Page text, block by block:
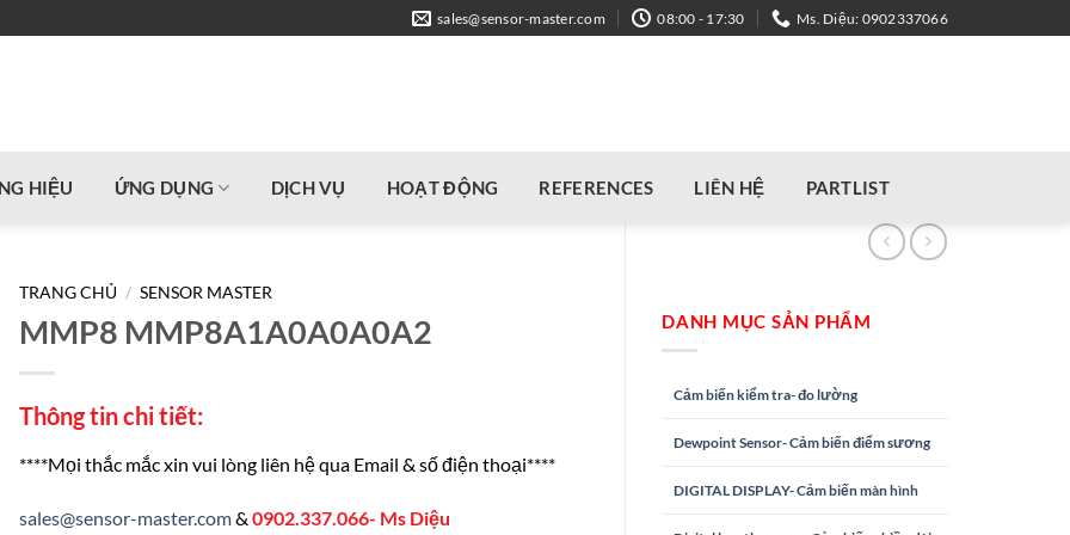
sales@sensor-master.com 08:00 - 17:30 Ms. Diệu: 0902337066
HIỆU ỨNG DỤNG DỊCH VỤ HOẠT ĐỘNG REFERENCES LIÊN HỆ PARTLIST
DANH MỤC SẢN PHẨM
Cảm biến kiểm tra- đo lường
Dewpoint Sensor- Cảm biến điểm sương
DIGITAL DISPLAY- Cảm biến màn hình
TRANG CHỦ / SENSOR MASTER
MMP8 MMP8A1A0A0A0A2
Thông tin chi tiết:
****Mọi thắc mắc xin vui lòng liên hệ qua Email & số điện thoại****
sales@sensor-master.com&0902.337.066- Ms Diệu